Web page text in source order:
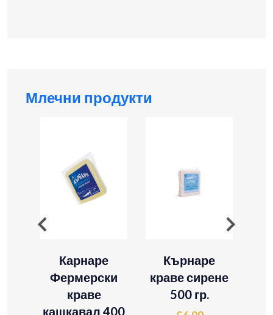
Млечни продукти
Карнаре
Фермерски
краве
кашкавал 400
Кърнаре
краве сирене
500 гр.